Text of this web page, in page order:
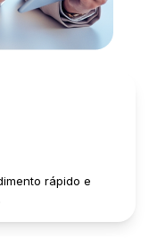
rápido e